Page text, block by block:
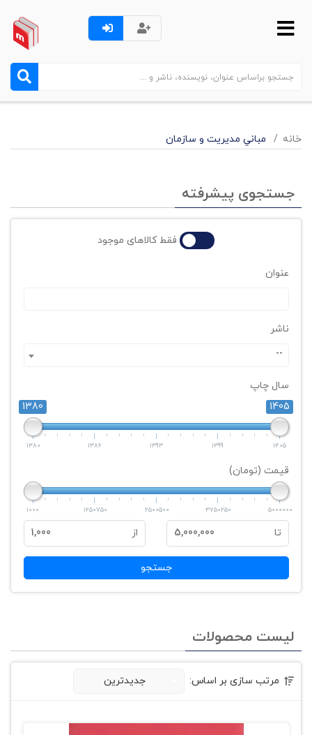
خانه مباني مديريت و سازمان
جستجوی پیشرفته
فقط کالاهای موجود
عنوان
ناشر
--
سال چاپ
1380
1405
1380 1386 1393 1399 1405
قیمت (تومان)
1000 1250750 2500500 3750250 5000000
تا 5,000,000 از 1,000
جستجو
لیست محصولات
مرتب سازی بر اساس: جدیدترین